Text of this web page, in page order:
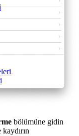
bölümüne gidin